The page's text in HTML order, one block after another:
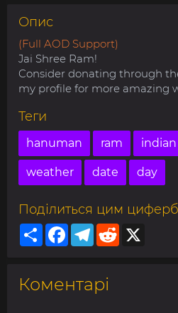
Опис
(Full AOD Support)
Jai Shree Ram!
Consider donating through
my profile for more amazing
Теги
hanuman ram indian
weather date day
Поділиться цим
ShareFacebookTelegram
Reddit
Коментарі